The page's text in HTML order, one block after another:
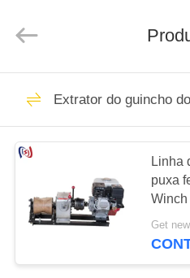
PARA
CASA
PRODUTOS
SOBRE
Tools
Co.,Ltd..
Reserved.
Maestro
Extrator do guincho
Linha
puxa
Get